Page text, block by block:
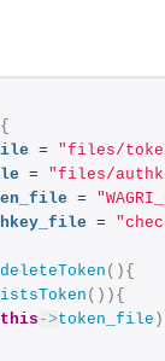
{
= "files/
= "files/
=
=
deleteToken (){
()){
->token_file )